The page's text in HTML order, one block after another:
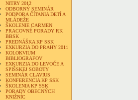
NITRY 2012
ODBORNÝ SEMINÁR
PODPORA ČÍTANIA DETÍ A
MLÁDEŽE
ŠKOLENIE CARMEN
PRACOVNÉ PORADY RK
BBSK
PREDNÁŠKA KP SSK
EXKURZIA DO PRAHY 2011
KOLOKVIUM
BIBLIOGRAFOV
EXKURZIA DO LEVOČE A
SPIŠSKEJ SOBOTY
SEMINÁR CLAVIUS
KONFERENCIA KP SSK
ŠKOLENIA KP SSK
PORADY OBECNÝCH
KNIŽNÍC